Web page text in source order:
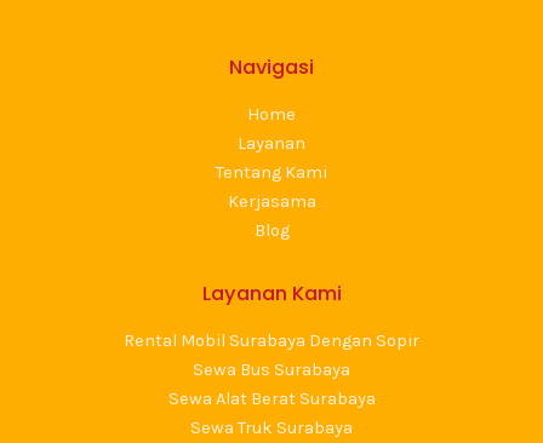
Navigasi
Home
Layanan
Tentang Kami
Kerjasama
Blog
Layanan Kami
Rental Mobil Surabaya Dengan Sopir
Sewa Bus Surabaya
Sewa Alat Berat Surabaya
Sewa Truk Surabaya